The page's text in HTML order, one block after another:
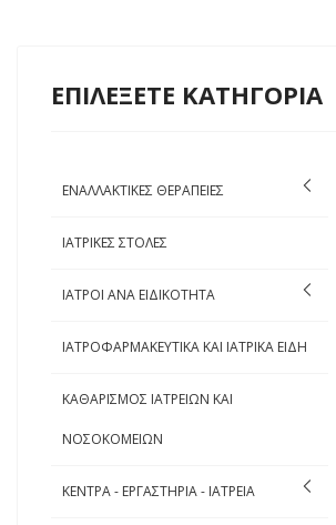
ΕΠΙΛΕΞΕΤΕ ΚΑΤΗΓΟΡΙΑ
ΕΝΑΛΛΑΚΤΙΚΕΣ ΘΕΡΑΠΕΙΕΣ
ΙΑΤΡΙΚΕΣ ΣΤΟΛΕΣ
ΙΑΤΡΟΙ ΑΝΑ ΕΙΔΙΚΟΤΗΤΑ
ΙΑΤΡΟΦΑΡΜΑΚΕΥΤΙΚΑ ΚΑΙ ΙΑΤΡΙΚΑ ΕΙΔΗ
ΚΑΘΑΡΙΣΜΟΣ ΙΑΤΡΕΙΩΝ ΚΑΙ
ΝΟΣΟΚΟΜΕΙΩΝ
ΚΕΝΤΡΑ - ΕΡΓΑΣΤΗΡΙΑ - ΙΑΤΡΕΙΑ